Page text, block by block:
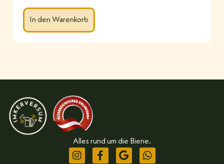
In den Warenkorb
Alles rund um die Biene.